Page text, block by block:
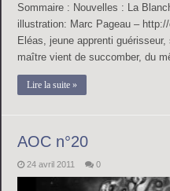
Sommaire : Nouvelles : La
illustration: Marc Pageau –
Eléas, jeune apprenti
maître vient de succomber, du
Lire la suite »
AOC n°20
24 avril 2011 0